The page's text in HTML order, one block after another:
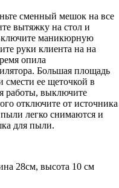
сменный мешок на все
вытяжку на стол и
маникюрную
руки клиента на на
опила
Большая площадь
смести ее щеточкой в
работы, выключите
отключите от источника
легко снимаются и
для пыли.
28см, высота 10 см